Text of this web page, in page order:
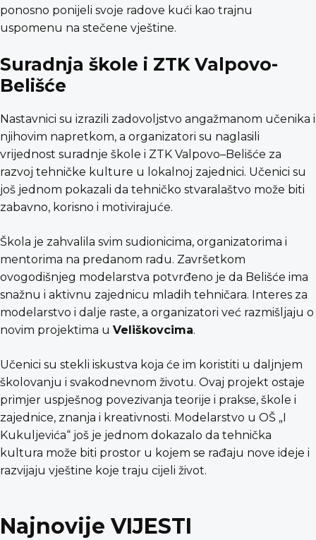
ponosno ponijeli svoje radove kući kao trajnu
uspomenu na stečene vještine.
Suradnja škole i ZTK Valpovo-
Belišće
Nastavnici su izrazili zadovoljstvo angažmanom učenika i
njihovim napretkom, a organizatori su naglasili
vrijednost suradnje škole i ZTK Valpovo–Belišće za
razvoj tehničke kulture u lokalnoj zajednici. Učenici su
još jednom pokazali da tehničko stvaralaštvo može biti
zabavno, korisno i motivirajuće.
Škola je zahvalila svim sudionicima, organizatorima i
mentorima na predanom radu. Završetkom
ovogodišnjeg modelarstva potvrđeno je da Belišće ima
snažnu i aktivnu zajednicu mladih tehničara. Interes za
modelarstvo i dalje raste, a organizatori već razmišljaju o
novim projektima u Veliškovcima.
Učenici su stekli iskustva koja će im koristiti u daljnjem
školovanju i svakodnevnom životu. Ovaj projekt ostaje
primjer uspješnog povezivanja teorije i prakse, škole i
zajednice, znanja i kreativnosti. Modelarstvo u OŠ „I
Kukuljevića“ još je jednom dokazalo da tehnička
kultura može biti prostor u kojem se rađaju nove ideje i
razvijaju vještine koje traju cijeli život.
Najnovije VIJESTI